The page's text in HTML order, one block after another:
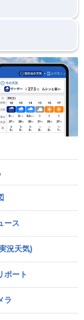
ース
況天気)
ポート
ラ